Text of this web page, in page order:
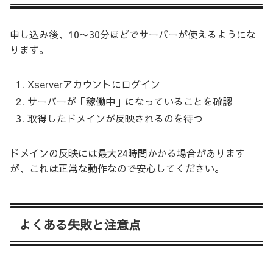
申し込み後、10〜30分ほどでサーバーが使えるようにな
ります。
Xserverアカウントにログイン
サーバーが「稼働中」になっていることを確認
取得したドメインが反映されるのを待つ
ドメインの反映には最大24時間かかる場合があります
が、これは正常な動作なので安心してください。
よくある失敗と注意点